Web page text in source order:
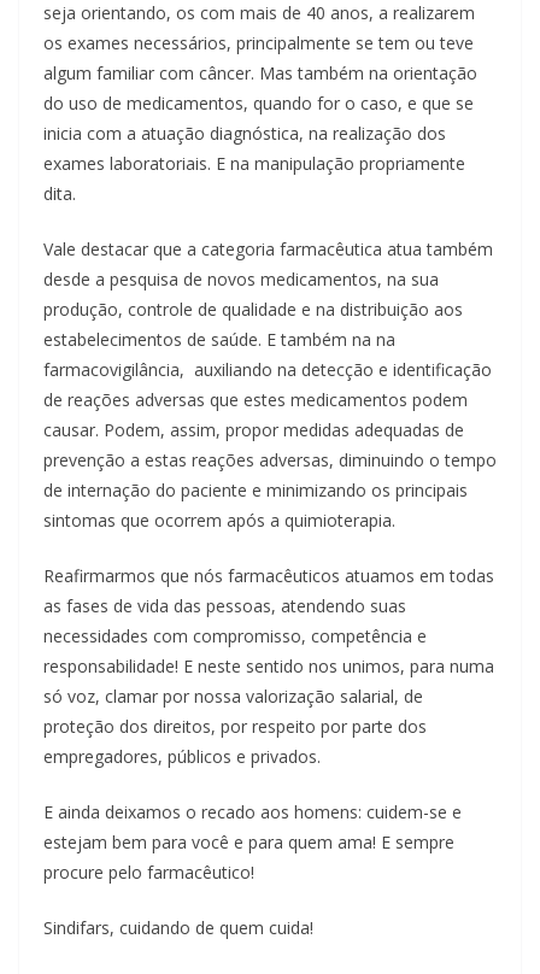
seja orientando, os com mais de 40 anos, a realizarem
os exames necessários, principalmente se tem ou teve
algum familiar com câncer. Mas também na orientação
do uso de medicamentos, quando for o caso, e que se
inicia com a atuação diagnóstica, na realização dos
exames laboratoriais. E na manipulação propriamente
dita.
Vale destacar que a categoria farmacêutica atua também
desde a pesquisa de novos medicamentos, na sua
produção, controle de qualidade e na distribuição aos
estabelecimentos de saúde. E também na na
farmacovigilância, auxiliando na detecção e identificação
de reações adversas que estes medicamentos podem
causar. Podem, assim, propor medidas adequadas de
prevenção a estas reações adversas, diminuindo o tempo
de internação do paciente e minimizando os principais
sintomas que ocorrem após a quimioterapia.
Reafirmarmos que nós farmacêuticos atuamos em todas
as fases de vida das pessoas, atendendo suas
necessidades com compromisso, competência e
responsabilidade! E neste sentido nos unimos, para numa
só voz, clamar por nossa valorização salarial, de
proteção dos direitos, por respeito por parte dos
empregadores, públicos e privados.
E ainda deixamos o recado aos homens: cuidem-se e
estejam bem para você e para quem ama! E sempre
procure pelo farmacêutico!
Sindifars, cuidando de quem cuida!